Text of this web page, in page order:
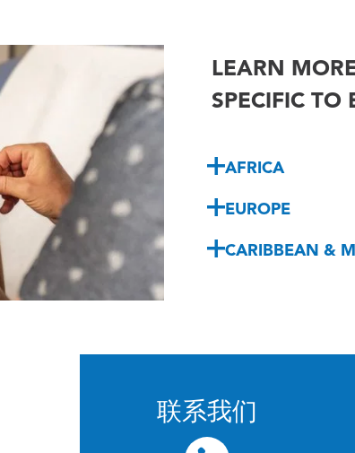
LEARN
SPECIFIC TO
AFRICA
EUROPE
CARIBBEAN &
联系我们